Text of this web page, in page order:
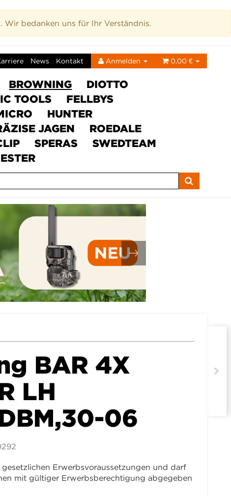
Wir bedanken uns für Ihr Verständnis.
News Kontakt Anmelden 0,00 €
BROWNING
DIOTTO
TOOLS
FELLBYS
HUNTER
JAGEN
ROEDALE
SPERAS
SWEDTEAM
BAR 4X
LH
06
Erwerbsvoraussetzungen und darf
mit gültiger Erwerbsberechtigung abgegeben